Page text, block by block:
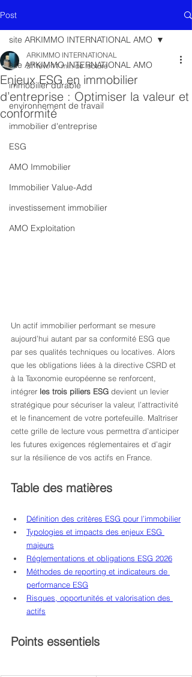
Post
site ARKIMMO INTERNATIONAL AMO
immobilier durable
environnement de travail
immobilier d'entreprise
ESG
AMO Immobilier
Immobilier Value-Add
investissement immobilier
AMO Exploitation
site ARKIMMO INTERNATIONAL AMO
Enjeux ESG en immobilier
d’entreprise : Optimiser la valeur et
conformité
ARKIMMO INTERNATIONAL
27 févr. 11 min de lecture
Un actif immobilier performant se mesure
aujourd’hui autant par sa conformité ESG que
par ses qualités techniques ou locatives. Alors
que les obligations liées à la directive CSRD et
à la Taxonomie européenne se renforcent,
intégrer les trois piliers ESG devient un levier
stratégique pour sécuriser la valeur, l’attractivité
et le financement de votre portefeuille. Maîtriser
cette grille de lecture vous permettra d’anticiper
les futures exigences réglementaires et d’agir
sur la résilience de vos actifs en France.
Table des matières
Définition des critères ESG pour l’immobilier
Typologies et impacts des enjeux ESG
majeurs
Réglementations et obligations ESG 2026
Méthodes de reporting et indicateurs de
performance ESG
Risques, opportunités et valorisation des
actifs
Points essentiels